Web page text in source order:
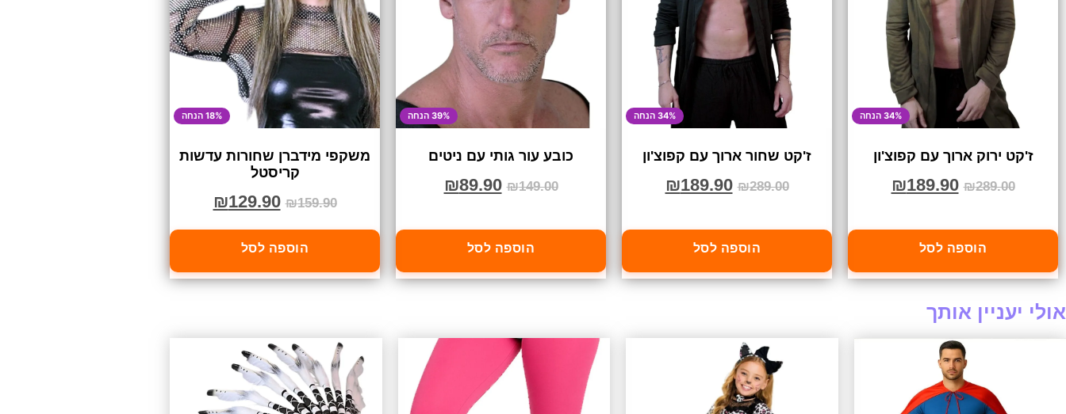
34% הנחה
ז'קט ירוק ארוך עם קפוצ'ון
₪289.00
₪189.90
הוספה לסל
34% הנחה
ז'קט שחור ארוך עם קפוצ'ון
₪289.00
₪189.90
הוספה לסל
39% הנחה
כובע עור גותי עם ניטים
₪149.00
₪89.90
הוספה לסל
18% הנחה
משקפי מידברן שחורות עדשות
קריסטל
₪159.90
₪129.90
הוספה לסל
אולי יעניין אותך